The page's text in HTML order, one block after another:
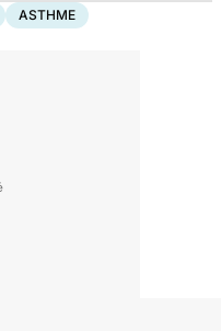
ASTHME